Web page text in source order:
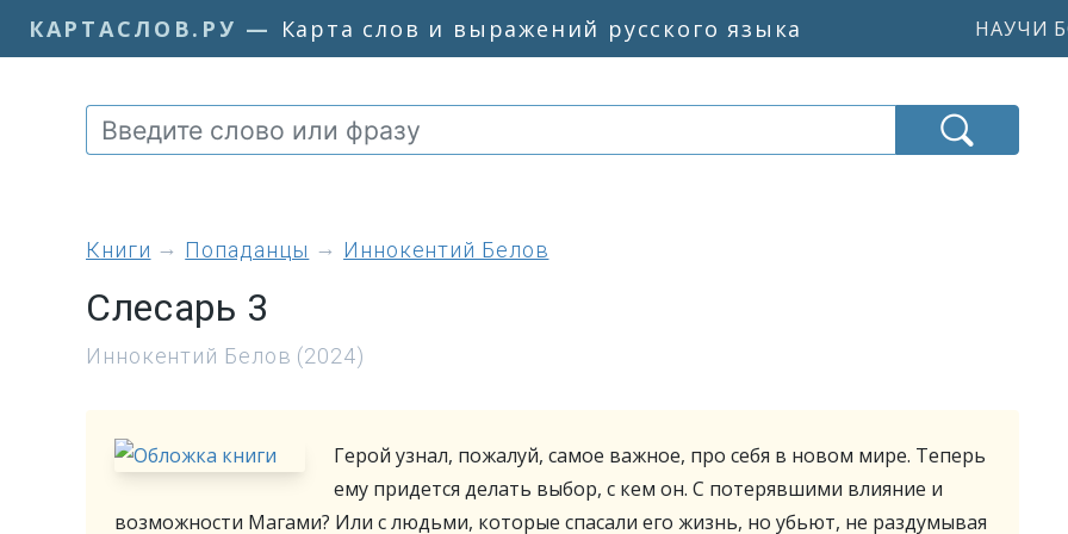
КАРТАСЛОВ.РУ — Карта слов и выражений русского языка НАУЧИ
книги Попаданцы Иннокентий Белов
Слесарь 3
Иннокентий Белов (2024)
Герой узнал, пожалуй, самое важное, про себя в новом мире. Теперь
ему придется делать выбор, с кем он. С потерявшими влияние и
возможности Магами? Или с людьми, которые спасали его жизнь, но убьют, не раздумывая